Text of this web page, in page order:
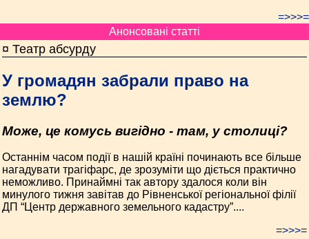
=>>>=
Анонсовані статті
¤ Театр абсурду
У громадян забрали право на
землю?
Може, це комусь вигідно - там, у столиці?
Останнім часом події в нашій країні починають все більше
нагадувати трагіфарс, де зрозуміти що діється практично
неможливо. Принаймні так автору здалося коли він
минулого тижня завітав до Рівненської регіональної філії
ДП “Центр державного земельного кадастру”....
=>>>=